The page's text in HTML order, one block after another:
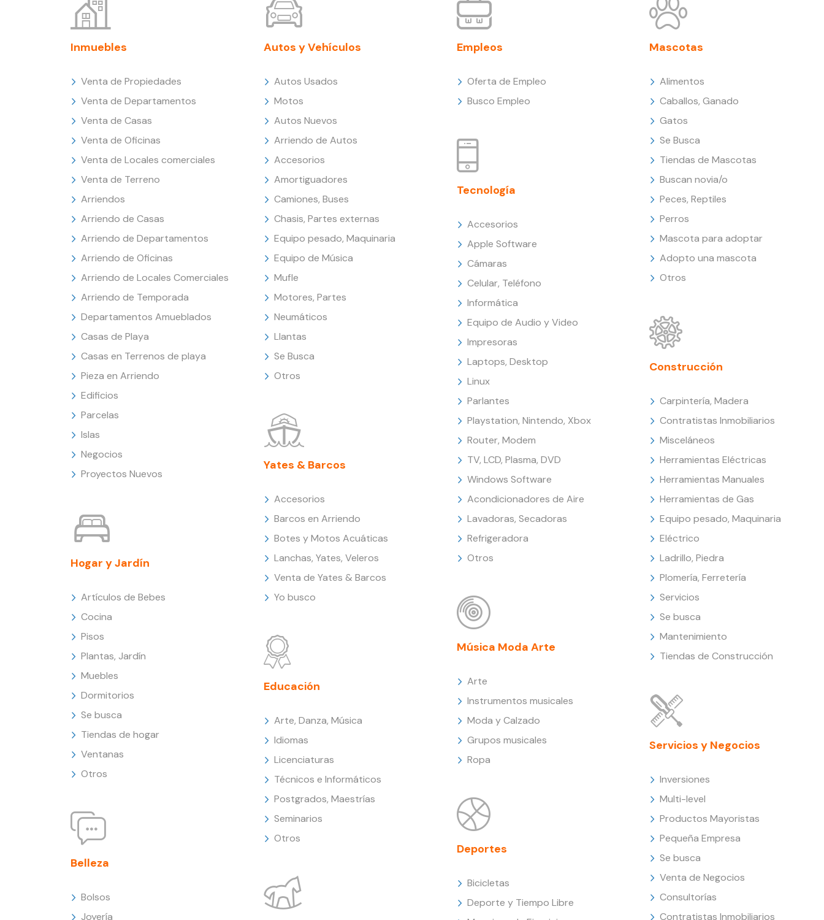
Inmuebles
Venta de Propiedades
Venta de Departamentos
Venta de Casas
Venta de Oficinas
Venta de Locales comerciales
Venta de Terreno
Arriendos
Arriendo de Casas
Arriendo de Departamentos
Arriendo de Oficinas
Arriendo de Locales Comerciales
Arriendo de Temporada
Departamentos Amueblados
Casas de Playa
Casas en Terrenos de playa
Pieza en Arriendo
Edificios
Parcelas
Islas
Negocios
Proyectos Nuevos
Hogar y Jardín
Artículos de Bebes
Cocina
Pisos
Plantas, Jardín
Muebles
Dormitorios
Se busca
Tiendas de hogar
Ventanas
Otros
Belleza
Bolsos
Joyería
Autos y Vehículos
Autos Usados
Motos
Autos Nuevos
Arriendo de Autos
Accesorios
Amortiguadores
Camiones, Buses
Chasis, Partes externas
Equipo pesado, Maquinaria
Equipo de Música
Mufle
Motores, Partes
Neumáticos
Llantas
Se Busca
Otros
Yates & Barcos
Accesorios
Barcos en Arriendo
Botes y Motos Acuáticas
Lanchas, Yates, Veleros
Venta de Yates & Barcos
Yo busco
Educación
Arte, Danza, Música
Idiomas
Licenciaturas
Técnicos e Informáticos
Postgrados, Maestrías
Seminarios
Otros
Empleos
Oferta de Empleo
Busco Empleo
Tecnología
Accesorios
Apple Software
Cámaras
Celular, Teléfono
Informática
Equipo de Audio y Video
Impresoras
Laptops, Desktop
Linux
Parlantes
Playstation, Nintendo, Xbox
Router, Modem
TV, LCD, Plasma, DVD
Windows Software
Acondicionadores de Aire
Lavadoras, Secadoras
Refrigeradora
Otros
Música Moda Arte
Arte
Instrumentos musicales
Moda y Calzado
Grupos musicales
Ropa
Deportes
Bicicletas
Deporte y Tiempo Libre
Mascotas
Alimentos
Caballos, Ganado
Gatos
Se Busca
Tiendas de Mascotas
Buscan novia/o
Peces, Reptiles
Perros
Mascota para adoptar
Adopto una mascota
Otros
Construcción
Carpintería, Madera
Contratistas Inmobiliarios
Misceláneos
Herramientas Eléctricas
Herramientas Manuales
Herramientas de Gas
Equipo pesado, Maquinaria
Eléctrico
Ladrillo, Piedra
Plomería, Ferretería
Servicios
Se busca
Mantenimiento
Tiendas de Construcción
Servicios y Negocios
Inversiones
Multi-level
Productos Mayoristas
Pequeña Empresa
Se busca
Venta de Negocios
Consultorías
Contratistas Inmobiliarios